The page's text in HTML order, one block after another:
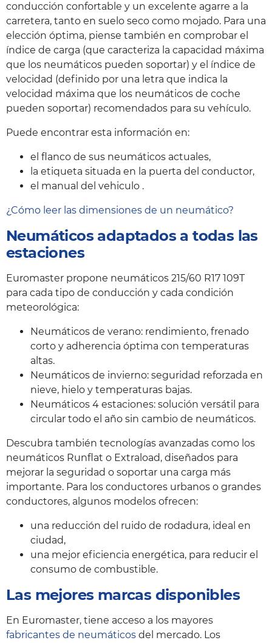
conducción confortable y un excelente agarre a la
carretera, tanto en suelo seco como mojado. Para una
elección óptima, piense también en comprobar el
índice de carga (que caracteriza la capacidad máxima
que los neumáticos pueden soportar) y el índice de
velocidad (definido por una letra que indica la
velocidad máxima que los neumáticos de coche
pueden soportar) recomendados para su vehículo.
Puede encontrar esta información en:
el flanco de sus neumáticos actuales,
la etiqueta situada en la puerta del conductor,
el manual del vehiculo .
¿Cómo leer las dimensiones de un neumático?
Neumáticos adaptados a todas las
estaciones
Euromaster propone neumáticos 215/60 R17 109T
para cada tipo de conducción y cada condición
meteorológica:
Neumáticos de verano: rendimiento, frenado
corto y adherencia óptima con temperaturas
altas.
Neumáticos de invierno: seguridad reforzada en
nieve, hielo y temperaturas bajas.
Neumáticos 4 estaciones: solución versátil para
circular todo el año sin cambio de neumáticos.
Descubra también tecnologías avanzadas como los
neumáticos Runflat o Extraload, diseñados para
mejorar la seguridad o soportar una carga más
importante. Para los conductores urbanos o grandes
conductores, algunos modelos ofrecen:
una reducción del ruido de rodadura, ideal en
ciudad,
una mejor eficiencia energética, para reducir el
consumo de combustible.
Las mejores marcas disponibles
En Euromaster, tiene acceso a los mayores
fabricantes de neumáticos del mercado. Los